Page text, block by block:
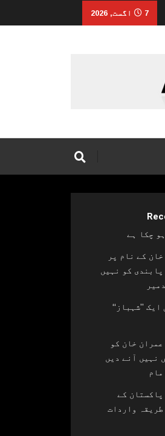
7 اگست, 2026
چکا ہے
کے نام پر
کو نہیں
’’شہباز‘‘
خان کو
نہیں آنے دیں
کے
طریقہ واردات